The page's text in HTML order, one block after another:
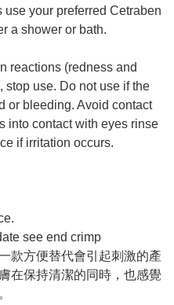
use your preferred Cetraben
a shower or bath.
reactions (redness and
stop use. Do not use if the
or bleeding. Avoid contact
into contact with eyes rinse
if irritation occurs.
see end crimp
款方便替代會引起刺激的產
在保持清潔的同時，也感覺